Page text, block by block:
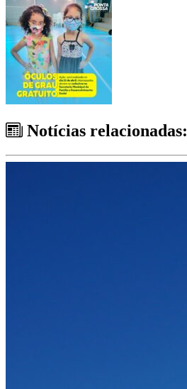
Notícias relacionadas: